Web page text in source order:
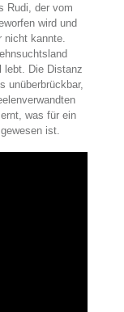
Rudi, der vom
wird und
nicht kannte.
lebt. Die Distanz
unüberbrückbar,
was für ein
ist.